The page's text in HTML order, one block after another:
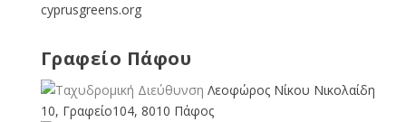
cyprusgreens.org
Γραφείο Πάφου
Λεοφώρος Νίκου Νικολαίδη
10, Γραφείο104, 8010 Πάφος